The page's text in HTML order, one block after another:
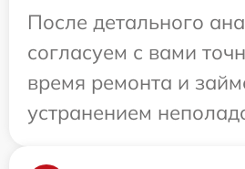
После детального
согласуем с вами
время ремонта и
устранением